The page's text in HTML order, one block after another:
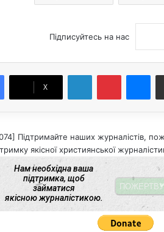
Підписуйтесь на нас
X
Підтримайте наших журналістів,
якісної християнської